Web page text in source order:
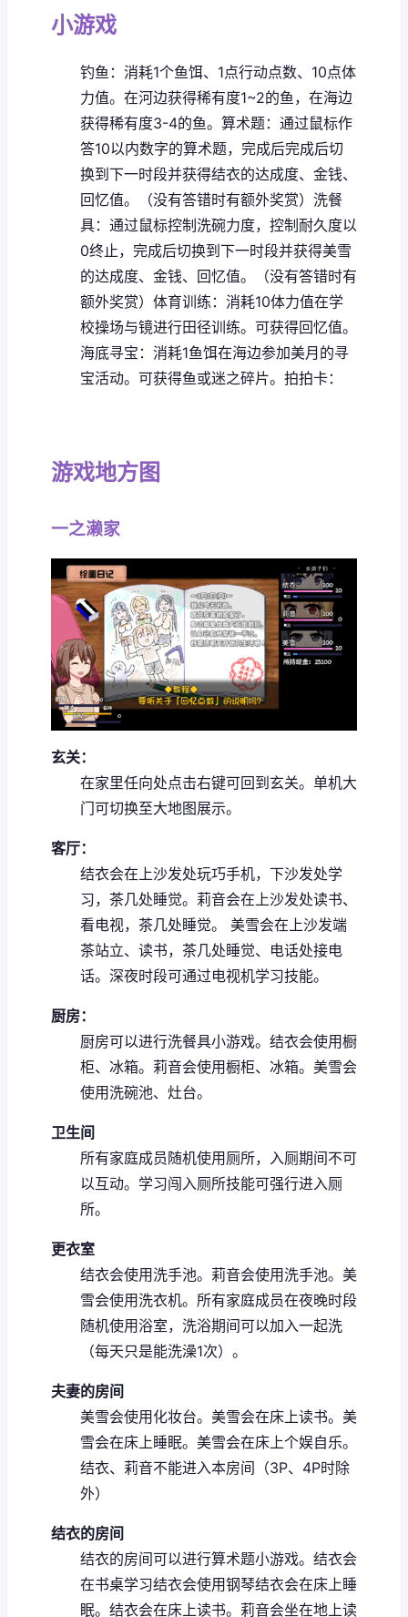
小游戏
钓鱼：消耗1个鱼饵、1点行动点数、10点体
力值。在河边获得稀有度1~2的鱼，在海边
获得稀有度3-4的鱼。 算术题：通过鼠标作
答10以内数字的算术题，完成后完成后切
换到下一时段并获得结衣的达成度、金钱、
回忆值。（没有答错时有额外奖赏） 洗餐
具：通过鼠标控制洗碗力度，控制耐久度以
0终止，完成后切换到下一时段并获得美雪
的达成度、金钱、回忆值。（没有答错时有
额外奖赏） 体育训练：消耗10体力值在学
校操场与镜进行田径训练。可获得回忆值。
海底寻宝：消耗1鱼饵在海边参加美月的寻
宝活动。可获得鱼或迷之碎片。 拍拍卡：
游戏地方图
一之濑家
玄关：
在家里任向处点击右键可回到玄关。 单机大
门可切换至大地图展示。
客厅：
结衣会在上沙发处玩巧手机，下沙发处学
习，茶几处睡觉。 莉音会在上沙发处读书、
看电视，茶几处睡觉。
美雪会在上沙发端
茶站立、读书，茶几处睡觉、电话处接电
话。 深夜时段可通过电视机学习技能。
厨房：
厨房可以进行洗餐具小游戏。 结衣会使用橱
柜、冰箱。 莉音会使用橱柜、冰箱。 美雪会
使用洗碗池、灶台。
卫生间
所有家庭成员随机使用厕所，入厕期间不可
以互动。 学习闯入厕所技能可强行进入厕
所。
更衣室
结衣会使用洗手池。 莉音会使用洗手池。 美
雪会使用洗衣机。 所有家庭成员在夜晚时段
随机使用浴室，洗浴期间可以加入一起洗
（每天只是能洗澡1次）。
夫妻的房间
美雪会使用化妆台。 美雪会在床上读书。 美
雪会在床上睡眠。 美雪会在床上个娱自乐。
结衣、莉音不能进入本房间（3P、4P时除
外）
结衣的房间
结衣的房间可以进行算术题小游戏。 结衣会
在书桌学习结衣会使用钢琴结衣会在床上睡
眠。 结衣会在床上读书。 莉音会坐在地上读